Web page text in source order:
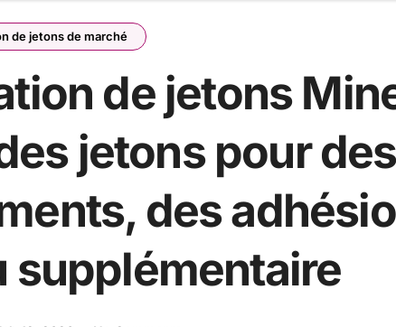
de jetons de marché
de jetons
jetons pour des
des
supplémentaire